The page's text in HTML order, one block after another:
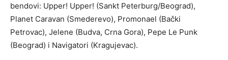
bendovi: Upper! Upper! (Sankt Peterburg/Beograd),
Planet Caravan (Smederevo), Promonael (Bački
Petrovac), Jelene (Budva, Crna Gora), Pepe Le Punk
(Beograd) i Navigatori (Kragujevac).